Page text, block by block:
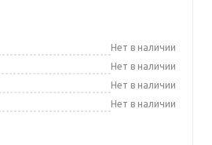
Нет в наличии
Нет в наличии
Нет в наличии
Нет в наличии